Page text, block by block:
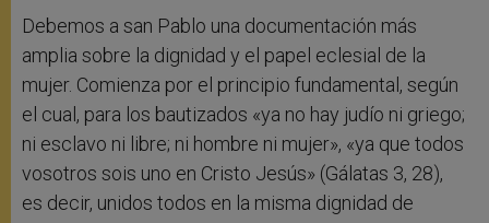
Debemos a san Pablo una documentación más
amplia sobre la dignidad y el papel eclesial de la
mujer. Comienza por el principio fundamental, según
el cual, para los bautizados «ya no hay judío ni griego;
ni esclavo ni libre; ni hombre ni mujer», «ya que todos
vosotros sois uno en Cristo Jesús» (Gálatas 3, 28),
es decir, unidos todos en la misma dignidad de